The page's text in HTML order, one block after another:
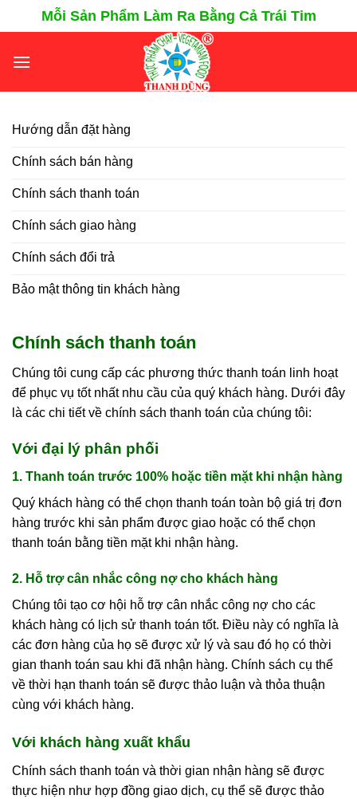
Chuyển
đến
dung
Mỗi Sản Phẩm Làm Ra Bằng Cả Trái Tim
Hướng dẫn đặt hàng
Chính sách bán hàng
Chính sách thanh toán
Chính sách giao hàng
Chính sách đổi trả
Bảo mật thông tin khách hàng
Chính sách thanh toán
Chúng tôi cung cấp các phương thức thanh toán linh hoạt
để phục vụ tốt nhất nhu cầu của quý khách hàng. Dưới đây
là các chi tiết về chính sách thanh toán của chúng tôi:
Với đại lý phân phối
1. Thanh toán trước 100% hoặc tiền mặt khi nhận hàng
Quý khách hàng có thể chọn thanh toán toàn bộ giá trị đơn
hàng trước khi sản phẩm được giao hoặc có thể chọn
thanh toán bằng tiền mặt khi nhận hàng.
2. Hỗ trợ cân nhắc công nợ cho khách hàng
Chúng tôi tạo cơ hội hỗ trợ cân nhắc công nợ cho các
khách hàng có lịch sử thanh toán tốt. Điều này có nghĩa là
các đơn hàng của họ sẽ được xử lý và sau đó họ có thời
gian thanh toán sau khi đã nhận hàng. Chính sách cụ thể
về thời hạn thanh toán sẽ được thảo luận và thỏa thuận
cùng với khách hàng.
Với khách hàng xuất khẩu
Chính sách thanh toán và thời gian nhận hàng sẽ được
thực hiện như hợp đồng giao dịch, cụ thể sẽ được thảo